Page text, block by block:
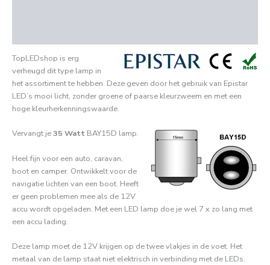
TopLEDshop is erg
verheugd dit type lamp in
het assortiment te hebben. Deze geven door het gebruik van Epistar
LED’s mooi licht, zonder groene of paarse kleurzweem en met een
hoge kleurherkenningswaarde.
Vervangt je35 Watt BAY15D lamp.
Heel fijn voor een auto, caravan,
boot en camper. Ontwikkelt voor de
navigatie lichten van een boot. Heeft
er geen problemen mee als de 12V
accu wordt opgeladen. Met een LED lamp doe je wel 7 x zo lang met
een accu lading.
Deze lamp moet de 12V krijgen op de twee vlakjes in de voet. Het
metaal van de lamp staat niet elektrisch in verbinding met de LEDs.